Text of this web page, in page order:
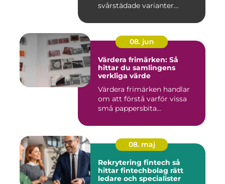
svårstädade varianter
08. jun
Värdera frimärken: Så
hittar du samlingens
verkliga värde
Värdera frimärken handlar
om att förstå varför vissa
små pappersbita...
08. maj
Rekrytering fintech så
hittar fintechbolag rätt
ledare och specialister